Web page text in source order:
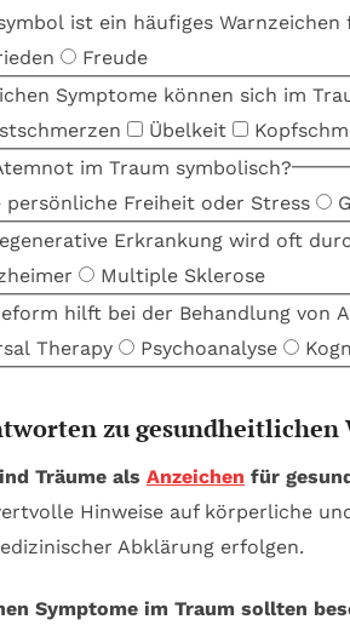
ist ein häufiges
Freude
Symptome können sich im
Übelkeit
im Traum symbolisch?
persönliche Freiheit oder Stress
Erkrankung wird oft
Multiple Sklerose
hilft bei der Behandlung von
Therapy
Psychoanalyse
zu
Träume als Anzeichen für
Hinweise auf körperliche
Abklärung erfolgen.
Symptome im Traum sollten